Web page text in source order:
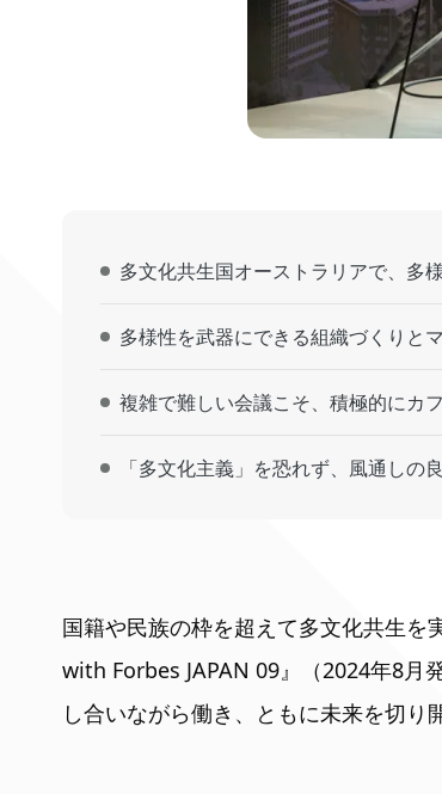
多文化共生国オーストラリアで、多
多様性を武器にできる組織づくりと
複雑で難しい会議こそ、積極的にカ
「多文化主義」を恐れず、風通しの
国籍や民族の枠を超えて多文化共生を
with Forbes JAPAN 09』（2024年8月
し合いながら働き、ともに未来を切り